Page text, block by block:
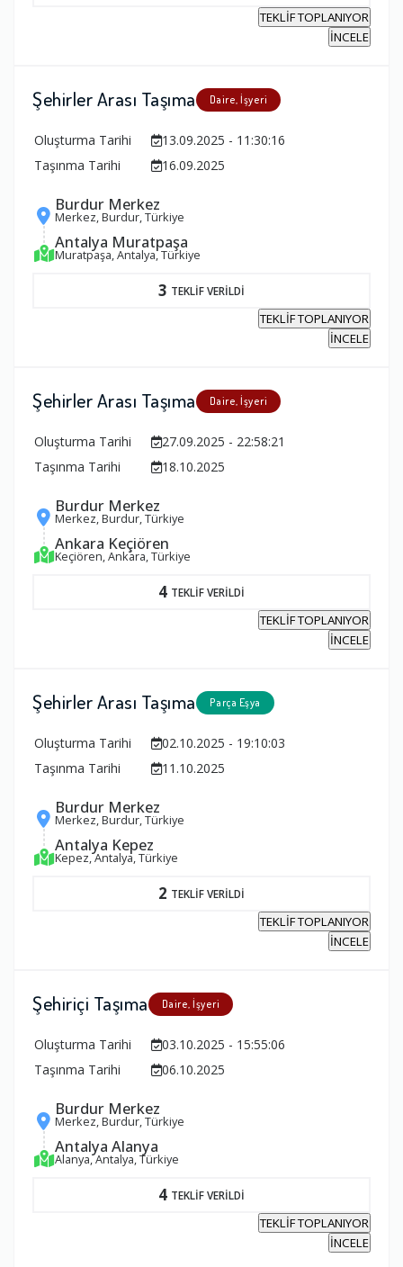
TEKLİF TOPLANIYOR
İNCELE
Şehirler Arası Taşıma Daire, İşyeri
Oluşturma Tarihi
13.09.2025 - 11:30:16
Taşınma Tarihi
16.09.2025
Burdur Merkez
Merkez, Burdur, Türkiye
Antalya Muratpaşa
Muratpaşa, Antalya, Türkiye
3 TEKLİF VERİLDİ
TEKLİF TOPLANIYOR
İNCELE
Şehirler Arası Taşıma Daire, İşyeri
Oluşturma Tarihi
27.09.2025 - 22:58:21
Taşınma Tarihi
18.10.2025
Burdur Merkez
Merkez, Burdur, Türkiye
Ankara Keçiören
Keçiören, Ankara, Türkiye
4 TEKLİF VERİLDİ
TEKLİF TOPLANIYOR
İNCELE
Şehirler Arası Taşıma Parça Eşya
Oluşturma Tarihi
02.10.2025 - 19:10:03
Taşınma Tarihi
11.10.2025
Burdur Merkez
Merkez, Burdur, Türkiye
Antalya Kepez
Kepez, Antalya, Türkiye
2 TEKLİF VERİLDİ
TEKLİF TOPLANIYOR
İNCELE
Şehiriçi Taşıma Daire, İşyeri
Oluşturma Tarihi
03.10.2025 - 15:55:06
Taşınma Tarihi
06.10.2025
Burdur Merkez
Merkez, Burdur, Türkiye
Antalya Alanya
Alanya, Antalya, Türkiye
4 TEKLİF VERİLDİ
TEKLİF TOPLANIYOR
İNCELE